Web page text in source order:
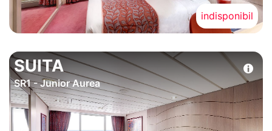
indisponibil
SUITA
SR1 - Junior Aurea